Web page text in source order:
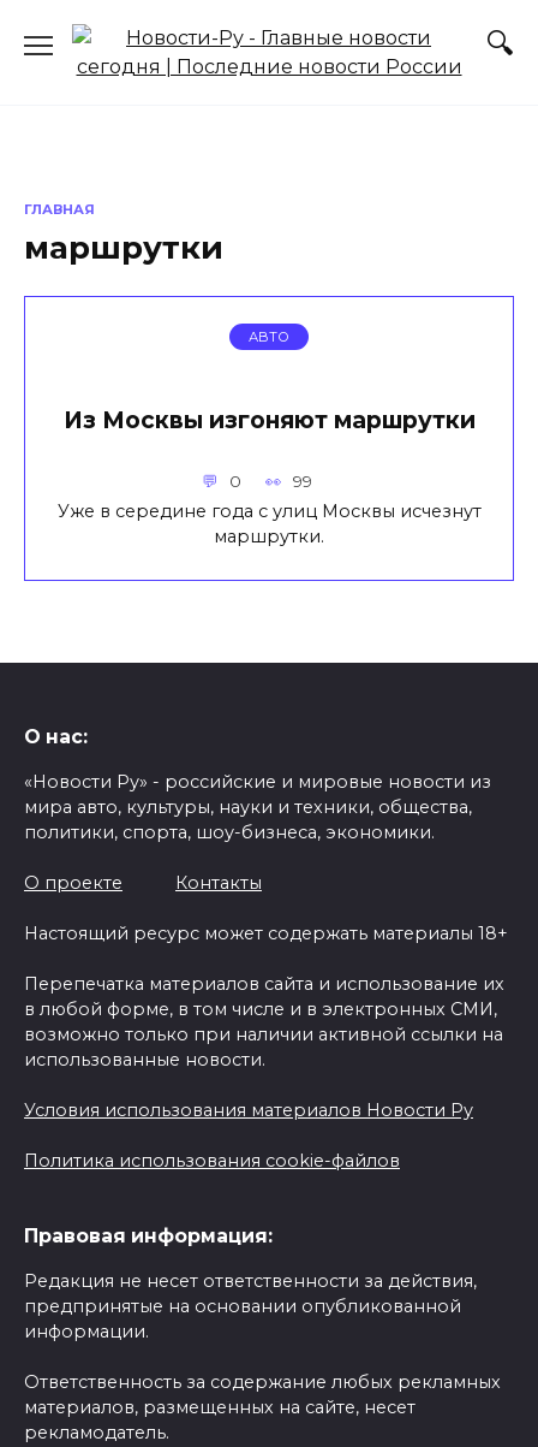
содержанию
ГЛАВНАЯ
маршрутки
АВТО
Из Москвы изгоняют маршрутки
0 99
Уже в середине года с улиц Москвы исчезнут
маршрутки.
О нас:
«Новости Ру» - российские и мировые новости из
мира авто, культуры, науки и техники, общества,
политики, спорта, шоу-бизнеса, экономики.
О проекте Контакты
Настоящий ресурс может содержать материалы 18+
Перепечатка материалов сайта и использование их
в любой форме, в том числе и в электронных СМИ,
возможно только при наличии активной ссылки на
использованные новости.
Условия использования материалов Новости Ру
Политика использования cookie-файлов
Правовая информация:
Редакция не несет ответственности за действия,
предпринятые на основании опубликованной
информации.
Ответственность за содержание любых рекламных
материалов, размещенных на сайте, несет
рекламодатель.